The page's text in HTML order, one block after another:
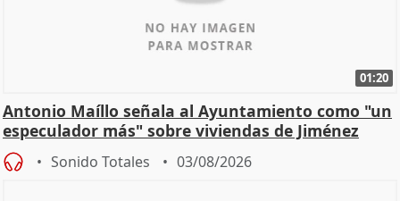
01:20
Antonio Maíllo señala al Ayuntamiento como "un
especulador más" sobre viviendas de Jiménez
Becerril
Sonido Totales 03/08/2026